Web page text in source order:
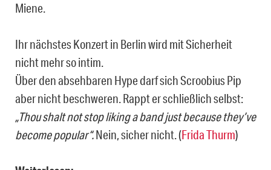
Miene.
Ihr nächstes Konzert in Berlin wird mit Sicherheit
nicht mehr so intim.
Über den absehbaren Hype darf sich Scroobius Pip
aber nicht beschweren. Rappt er schließlich selbst:
„Thou shalt not stop liking a band just because they’ve
become popular“.Nein, sicher nicht. (Frida Thurm)